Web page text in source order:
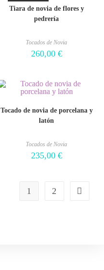
Tiara de novia de flores y
pedrería
Tocados de Novia
260,00 €
Tocado de novia de porcelana y
latón
Tocados de Novia
235,00 €
1 2